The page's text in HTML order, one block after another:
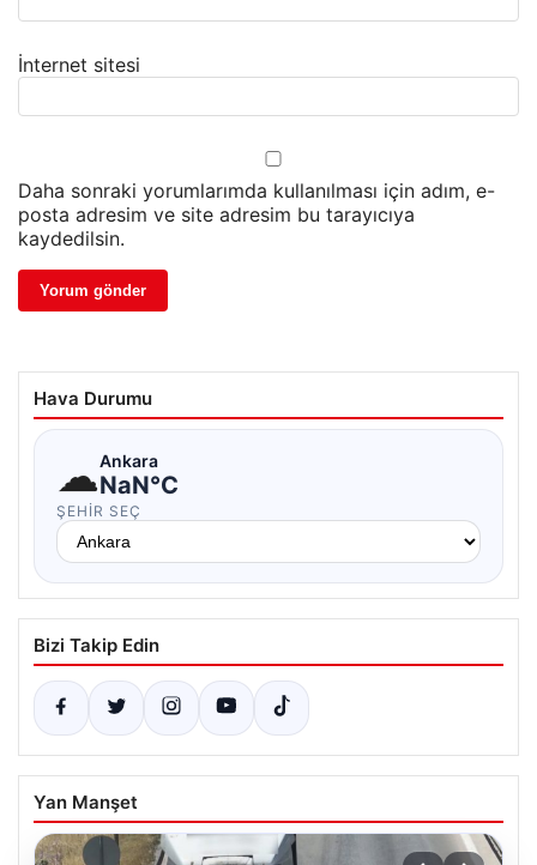
İnternet sitesi
Daha sonraki yorumlarımda kullanılması için adım, e-
posta adresim ve site adresim bu tarayıcıya
kaydedilsin.
Hava Durumu
☁Ankara
NaN°C
ŞEHIR SEÇ
Bizi Takip Edin
Yan Manşet